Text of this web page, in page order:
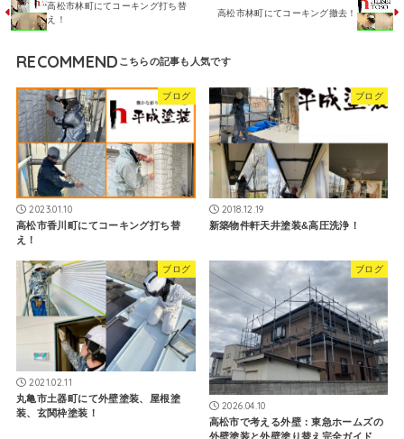
高松市林町にてコーキング打ち替
え！
高松市林町にてコーキング撤去！
RECOMMEND
ブログ
2023.01.10
高松市香川町にてコーキング打ち替
え！
ブログ
2018.12.19
新築物件軒天井塗装&高圧洗浄！
ブログ
2021.02.11
丸亀市土器町にて外壁塗装、屋根塗
装、玄関枠塗装！
ブログ
2026.04.10
高松市で考える外壁：東急ホームズの
外壁塗装と外壁塗り替え完全ガイド